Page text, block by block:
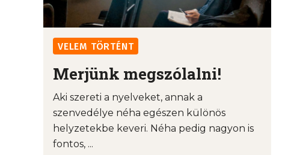
VELEM TÖRTÉNT
Merjünk megszólalni!
Aki szereti a nyelveket, annak a
szenvedélye néha egészen különös
helyzetekbe keveri. Néha pedig nagyon is
fontos, ...